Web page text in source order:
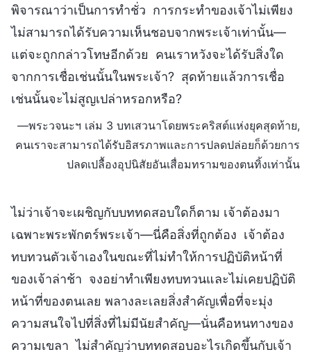
พิจารณาว่าเป็นการทำชั่ว การกระทำของเจ้าไม่เพียง
ไม่สามารถได้รับความเห็นชอบจากพระเจ้าเท่านั้น—
แต่จะถูกกล่าวโทษอีกด้วย คนเราหวังจะได้รับสิ่งใด
จากการเชื่อเช่นนั้นในพระเจ้า? สุดท้ายแล้วการเชื่อ
เช่นนั้นจะไม่สูญเปล่าหรอกหรือ?
—พระวจนะฯ เล่ม 3 บทเสวนาโดยพระคริสต์แห่งยุคสุดท้าย,
คนเราจะสามารถได้รับอิสรภาพและการปลดปล่อยก็ด้วยการ
ปลดเปลื้องอุปนิสัยอันเสื่อมทรามของตนทิ้งเท่านั้น
ไม่ว่าเจ้าจะเผชิญกับบททดสอบใดก็ตาม เจ้าต้องมา
เฉพาะพระพักตร์พระเจ้า—นี่คือสิ่งที่ถูกต้อง เจ้าต้อง
ทบทวนตัวเจ้าเองในขณะที่ไม่ทำให้การปฏิบัติหน้าที่
ของเจ้าล่าช้า จงอย่าทำเพียงทบทวนและไม่เคยปฏิบัติ
หน้าที่ของตนเลย พลางละเลยสิ่งสำคัญเพื่อที่จะมุ่ง
ความสนใจไปที่สิ่งที่ไม่มีนัยสำคัญ—นั่นคือหนทางของ
ความเขลา ไม่สำคัญว่าบททดสอบอะไรเกิดขึ้นกับเจ้า